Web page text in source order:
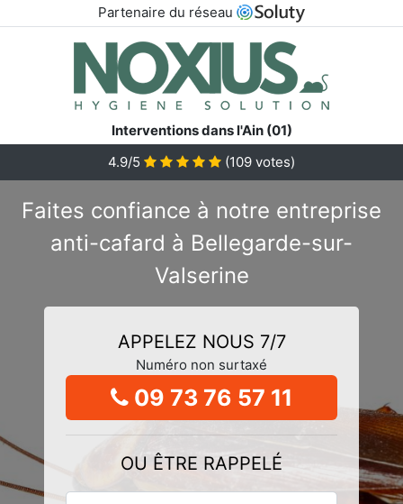
Partenaire du réseau
Interventions dans l'Ain (01)
4.9/5
(109 votes)
Faites confiance à notre entreprise
anti-cafard à Bellegarde-sur-
Valserine
APPELEZ NOUS 7/7
Numéro non surtaxé
09 73 76 57 11
OU ÊTRE RAPPELÉ